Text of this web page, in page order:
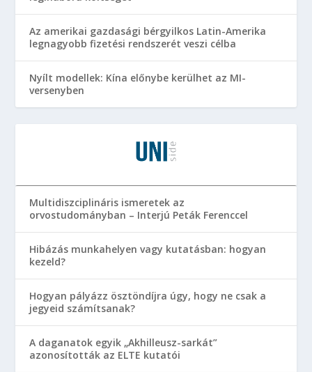
Az amerikai gazdasági bérgyilkos Latin-Amerika
legnagyobb fizetési rendszerét veszi célba
Nyílt modellek: Kína előnybe kerülhet az MI-
versenyben
Multidiszciplináris ismeretek az
orvostudományban – Interjú Peták Ferenccel
Hibázás munkahelyen vagy kutatásban: hogyan
kezeld?
Hogyan pályázz ösztöndíjra úgy, hogy ne csak a
jegyeid számítsanak?
A daganatok egyik „Akhilleusz-sarkát”
azonosították az ELTE kutatói